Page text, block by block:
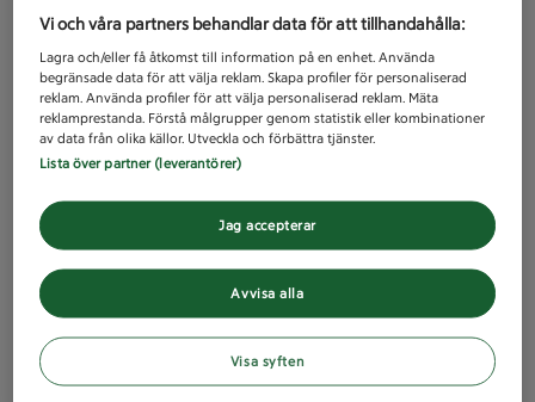
Vi och våra partners behandlar data för att tillhandahålla:
Lagra och/eller få åtkomst till information på en enhet. Använda
begränsade data för att välja reklam. Skapa profiler för personaliserad
reklam. Använda profiler för att välja personaliserad reklam. Mäta
reklamprestanda. Förstå målgrupper genom statistik eller kombinationer
av data från olika källor. Utveckla och förbättra tjänster.
Lista över partner (leverantörer)
Avvisa alla
Jag accepterar
Visa syften